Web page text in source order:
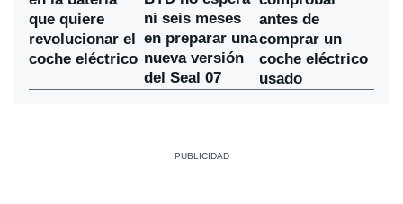
que quiere
revolucionar el
coche eléctrico
ni seis meses
en preparar una
nueva versión
del Seal 07
antes de
comprar un
coche eléctrico
usado